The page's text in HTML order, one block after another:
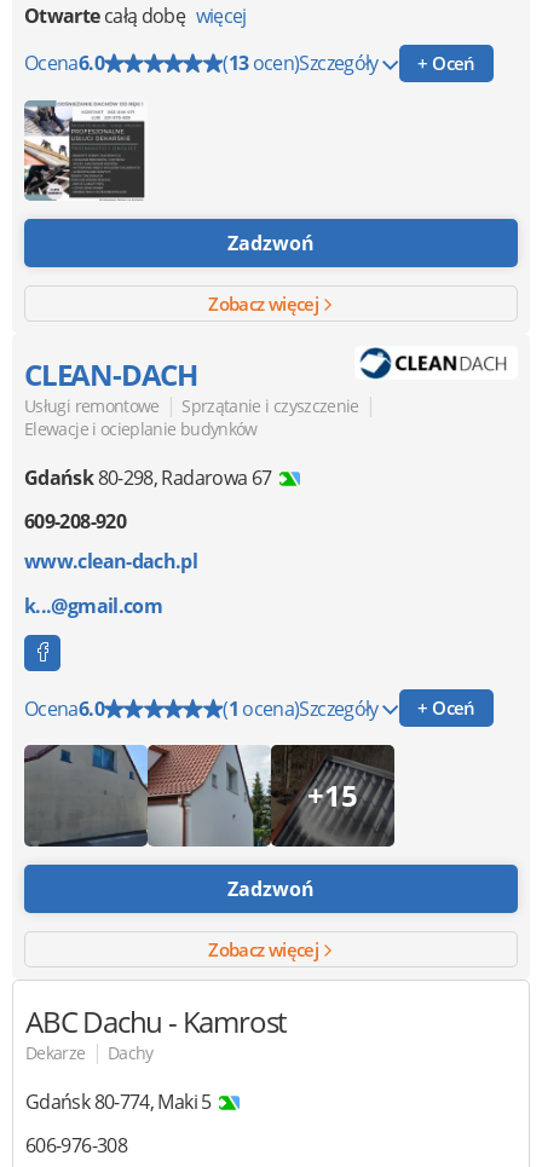
Otwartecałą dobę więcej
Ocena6.0 (13ocen)Szczegóły + Oceń
Zadzwoń
Zobacz więcej
CLEAN-DACH
Usługi remontowe | Sprzątanie i czyszczenie |
Elewacje i ocieplanie budynków
Gdańsk80-298,Radarowa 67
609-208-920
www.clean-dach.pl
k...@gmail.com
Ocena6.0 (1 ocena)Szczegóły + Oceń
+15
Zadzwoń
Zobacz więcej
ABC Dachu - Kamrost
Dekarze | Dachy
Gdańsk80-774,Maki 5
606-976-308